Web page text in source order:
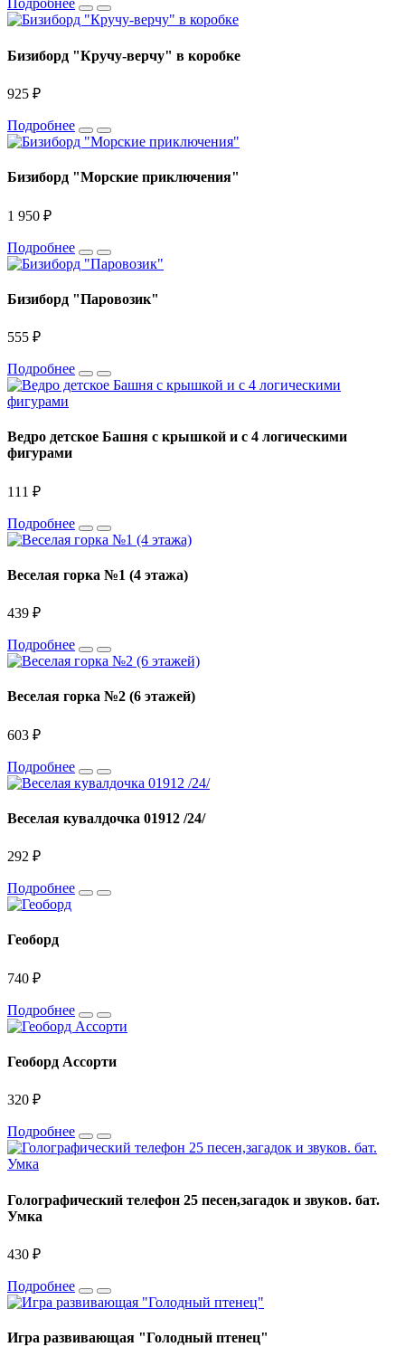
Подробнее
Бизиборд "Кручу-верчу" в коробке
925 ₽
Подробнее
Бизиборд "Морские приключения"
1 950 ₽
Подробнее
Бизиборд "Паровозик"
555 ₽
Подробнее
Ведро детское Башня с крышкой и с 4 логическими
фигурами
111 ₽
Подробнее
Веселая горка №1 (4 этажа)
439 ₽
Подробнее
Веселая горка №2 (6 этажей)
603 ₽
Подробнее
Веселая кувалдочка 01912 /24/
292 ₽
Подробнее
Геоборд
740 ₽
Подробнее
Геоборд Ассорти
320 ₽
Подробнее
Голографический телефон 25 песен,загадок и звуков. бат.
Умка
430 ₽
Подробнее
Игра развивающая "Голодный птенец"